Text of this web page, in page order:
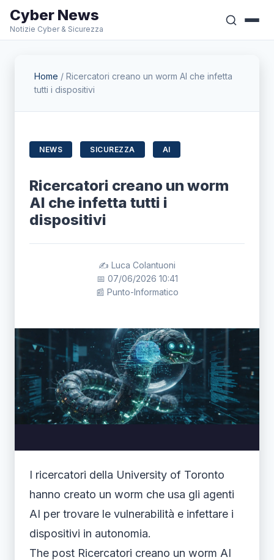
Cyber News
Notizie Cyber & Sicurezza
Home / Ricercatori creano un worm AI che infetta
tutti i dispositivi
NEWS SICUREZZA AI
Ricercatori creano un worm
AI che infetta tutti i
dispositivi
✍️ Luca Colantuoni
📅 07/06/2026 10:41
📰 Punto-Informatico
I ricercatori della University of Toronto
hanno creato un worm che usa gli agenti
AI per trovare le vulnerabilità e infettare i
dispositivi in autonomia.
The post Ricercatori creano un worm AI